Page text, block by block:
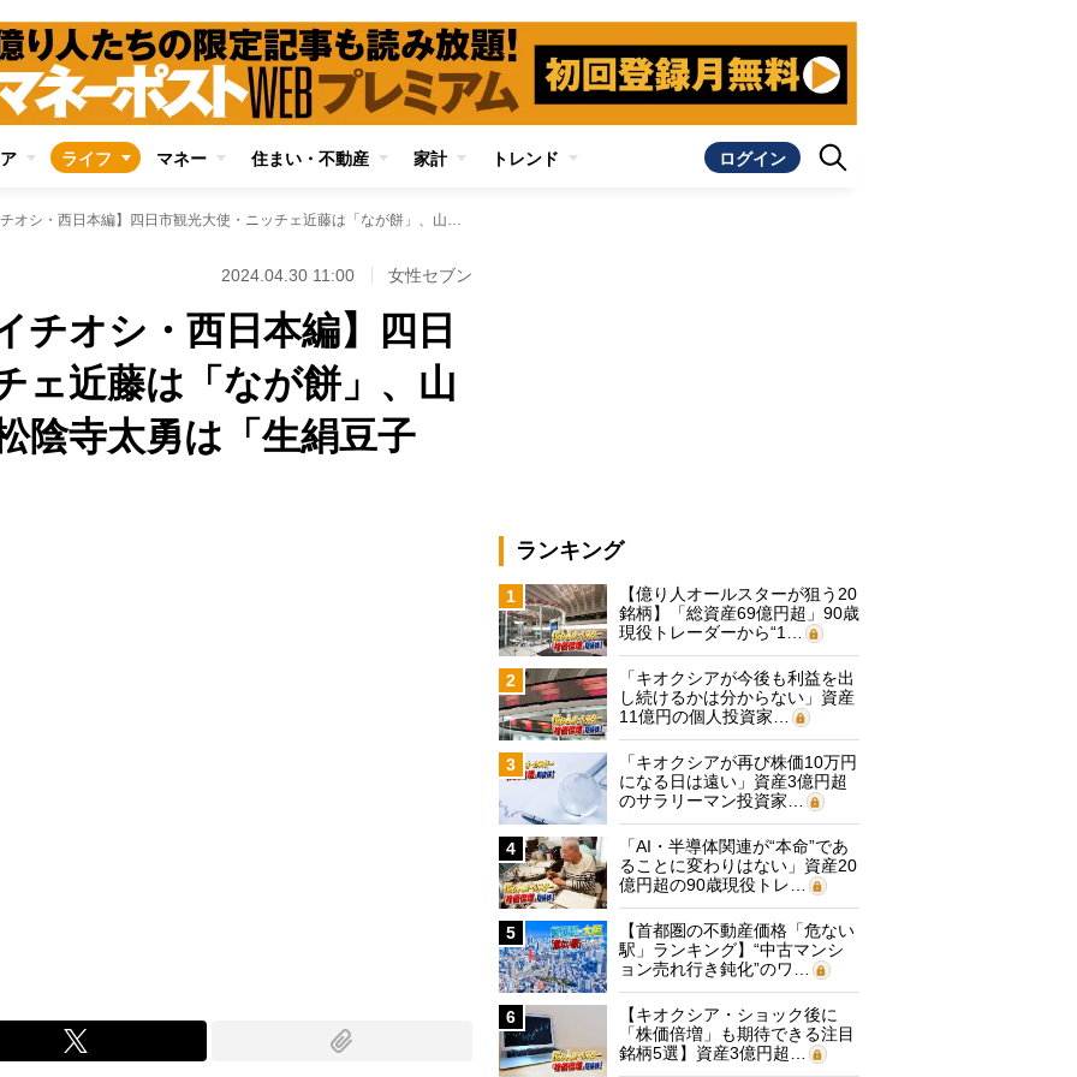
ライフ マネー 住まい・不動産 家計 トレンド ログイン
【観光大使が語るイチオシ・西日本編】四日市観光大使・ニッチェ近藤は「なが餅」、山口ふるさと大使・松陰寺太勇は「生絹豆子郎」を激推し
2024.04.30 11:00 女性セブン
チオシ・西日本編】四日
ェ近藤は「なが餅」、山
陰寺太勇は「生絹豆子
ランキング
1
【億り人オールスターが狙う20
銘柄】「総資産69億円超」90歳
現役トレーダーから“1…
2
「キオクシアが今後も利益を出
し続けるかは分からない」資産
11億円の個人投資家…
3
「キオクシアが再び株価10万円
になる日は遠い」資産3億円超
のサラリーマン投資家…
4
「AI・半導体関連が“本命”であ
ることに変わりはない」資産20
億円超の90歳現役トレ…
5
【首都圏の不動産価格「危ない
駅」ランキング】“中古マンシ
ョン売れ行き鈍化”のワ…
6
【キオクシア・ショック後に
「株価倍増」も期待できる注目
銘柄5選】資産3億円超…